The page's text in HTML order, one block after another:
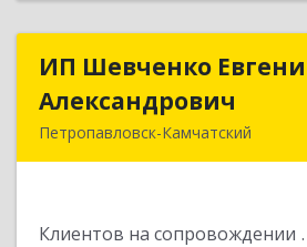
ИП Шевченко
Александрович
Петропавловск-Камчатский
Клиентов на сопровождении
ИП